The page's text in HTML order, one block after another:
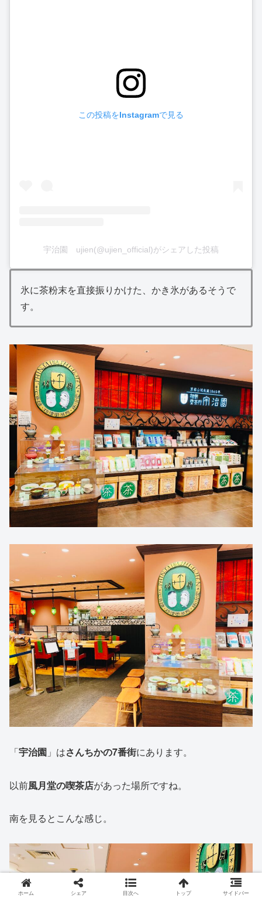
この投稿をInstagramで見る
宇治園 ujien(@ujien_official)がシェアした投稿
氷に茶粉末を直接振りかけた、かき氷があるそうで
す。
「宇治園 」はさんちかの7番街にあります。
以前風月堂の喫茶店があった場所ですね。
南を見るとこんな感じ。
ホーム シェア 目次へ トップ サイドバー